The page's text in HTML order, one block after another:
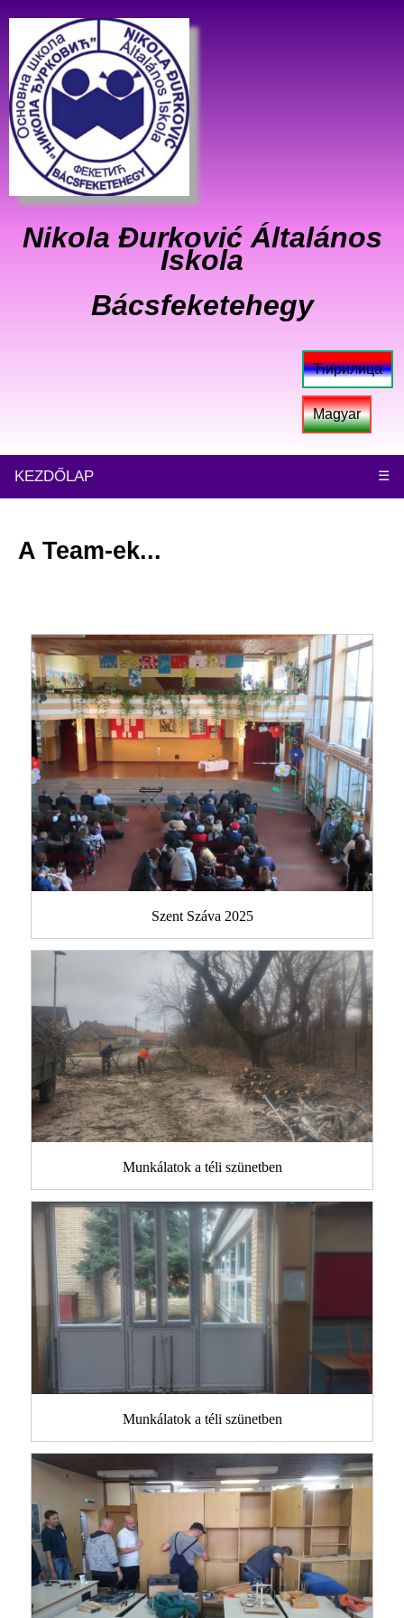
Nikola Đurković Általános
Iskola
Bácsfeketehegy
Ћирилица
Magyar
KEZDŐLAP ☰
A Team-ek...